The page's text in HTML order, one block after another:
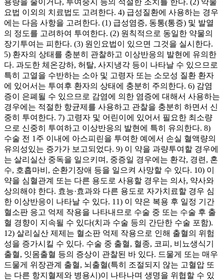
요법 이외의 치료법도 고려한다. 4) 급성질환에 사용하는 경우
에는 다음 사항을 고려한다. (1) 급성염증, 동통(통증) 및 발열
의 정도를 고려하여 투여한다. (2) 원칙적으로 동일한 약물의
장기투여는 피한다. (3) 원인요법이 있으면 그것을 실시한다.
5) 환자의 상태를 충분히 관찰하고 이상반응의 발현에 유의한
다. 과도한 체온강하, 허탈, 사지냉각 등이 나타날 수 있으므로
특히 고열을 수반하는 소아 및 고령자 또는 소모성 질환 환자
에 있어서는 투여후 환자의 상태에 충분히 주의한다. 6) 감염
증이 은폐될 수 있으므로 감염에 의한 염증에 대해서 사용하는
경우에는 적절한 항균제를 사용하고 관찰을 충분히 하면서 신
중히 투여한다. 7) 고령자 및 어린이에 있어서 필요한 최소량
으로 신중히 투여하고 이상반응의 발현에 특히 유의한다. 8)
수술 전 1주 이내에 아스피린을 투여한 예에서 손실 혈액량의
유의성있는 증가가 보고되었다. 9) 이 약을 과량투여할 경우에
는 살리실산 중독을 일으키며, 중증일 경우에는 환각, 경련, 혼
수, 호흡마비, 순환기장애 등을 일으켜 사망할 수 있다. 10) 이
약을 심혈관계 또는 다른 용도로 사용할 경우는 의사, 약사와
상의해야 한다. 효능·효과와 다른 용도로 자가치료할 경우 심
한 이상반응이 나타날 수 있다. 11) 이 약은 복용 후 일정 기간
혈소판 응고 억제 작용을 나타내므로 수술 중 또는 수술 후 출
혈 경향이 지속될 수 있다(치과 수술 등의 간단한 수술 포함).
12) 살리실산 제제는 혈소판 억제 작용으로 인해 출혈의 위험
성을 증가시킬 수 있다. 수술 중 출혈, 혈종, 코피, 비뇨생식기
출혈, 잇몸출혈 등의 증상이 관찰된 바 있다. 드물게 또는 매우
드물게 위장관계 출혈, 뇌출혈(특히 조절되지 않는 고혈압 또
는 다른 항지혈제와 병용시)이 나타나며 생명을 위협할 수 있